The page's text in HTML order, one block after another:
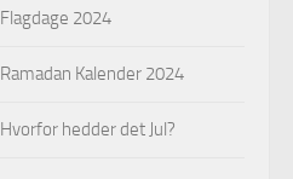
Flagdage 2024
Ramadan Kalender 2024
Hvorfor hedder det Jul?